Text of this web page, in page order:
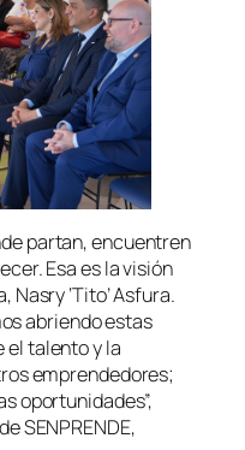
partan, encuentren
Esa es la visión
‘Tito’ Asfura.
abriendo estas
el talento y la
emprendedores;
oportunidades”,
SENPRENDE,